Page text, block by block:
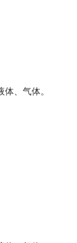
、气体。